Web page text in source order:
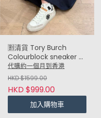
🈹️清貨 Tory Burch
Colourblock sneaker 拼
色波鞋 (灰黑 Grey
Black)
代購約一個月到香港
HKD $1599.00
HKD $999.00
加入購物車